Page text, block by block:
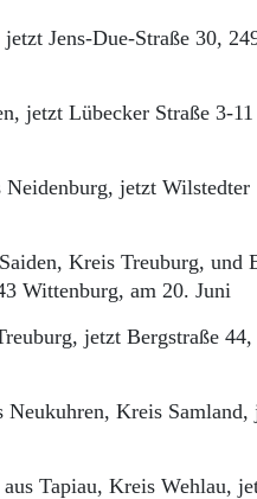
Jens-Due-Straße 30,
jetzt Lübecker Straße 3-
jetzt Wilstedter
Kreis Treuburg, und
Wittenburg, am 20. Juni
jetzt Bergstraße
Neukuhren, Kreis
Tapiau, Kreis Wehlau,